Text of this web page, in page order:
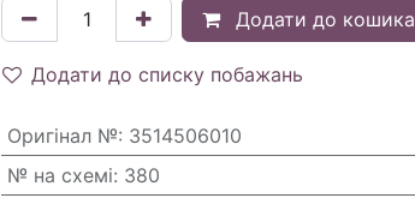
Додати до кошика
Додати до списку побажань
Оригінал №: 3514506010
№ на схемі: 380